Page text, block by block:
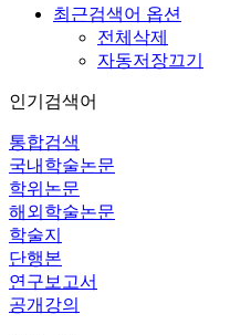
최근검색어 옵션
전체삭제
자동저장끄기
인기검색어
통합검색
국내학술논문
학위논문
해외학술논문
학술지
단행본
연구보고서
공개강의